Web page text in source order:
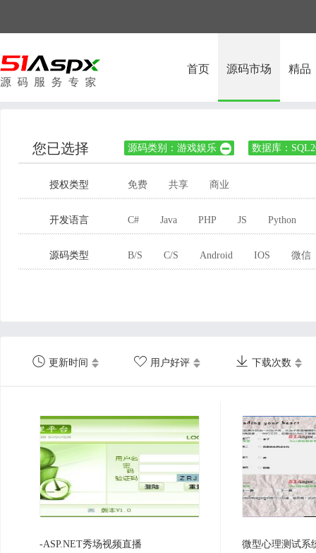
首页 源码市场 精品
您已选择 源码类别：游戏娱乐  数据库：
授权类型 免费 共享 商业
开发语言 C# Java PHP JS Python
源码类型 B/S C/S Android IOS 微信
 更新时间  用户好评  下载次数
-ASP.NET秀场视频直播 微型心理测试系